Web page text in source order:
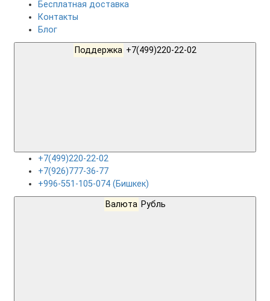
Бесплатная доставка
Контакты
Блог
Поддержка
+7(499)220-22-02
+7(926)777-36-77
+996-551-105-074 (Бишкек)
Валюта Рубль